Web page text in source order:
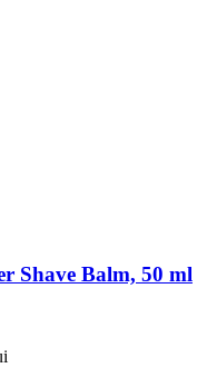
Shave Balm, 50 ml